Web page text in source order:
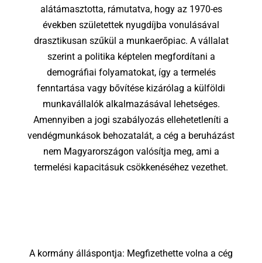
alátámasztotta,rámutatva,hogy az 1970-es
években születettek nyugdíjba vonulásával
drasztikusan szűkül a munkaerőpiac. A vállalat
szerint a politika képtelen megfordítani a
demográfiai folyamatokat, így a termelés
fenntartása vagy bővítése kizárólag a külföldi
munkavállalók alkalmazásával lehetséges.
Amennyiben a jogi szabályozás ellehetetleníti a
vendégmunkások behozatalát, a cég a beruházást
nem Magyarországon valósítja meg, ami a
termelési kapacitásuk csökkenéséhez vezethet.
A kormány álláspontja: Megfizethette volna a cég